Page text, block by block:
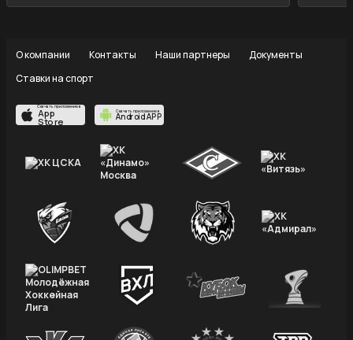
О компании Контакты Наши партнеры
Документы
Ставки на спорт
Скачать приложение в
App
Store
Скачать приложение в
Android APP